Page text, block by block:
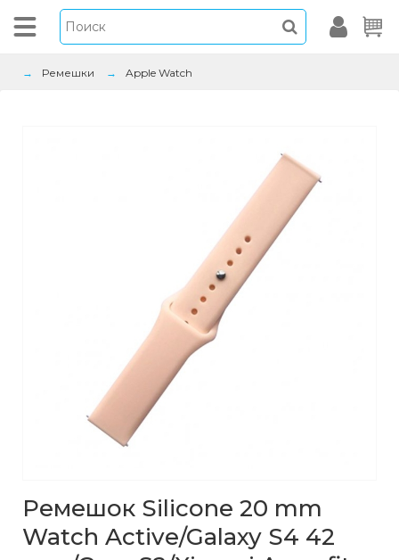
Ремешки Apple Watch
Ремешок Silicone 20 mm
Watch Active/Galaxy S4 42